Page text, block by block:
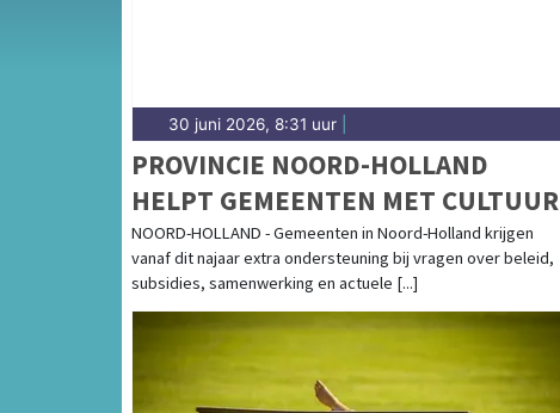
30 juni 2026, 8:31 uur
PROVINCIE NOORD-HOLLAND
HELPT GEMEENTEN MET CULTUUR
NOORD-HOLLAND - Gemeenten in Noord-Holland krijgen
vanaf dit najaar extra ondersteuning bij vragen over beleid,
subsidies, samenwerking en actuele [...]